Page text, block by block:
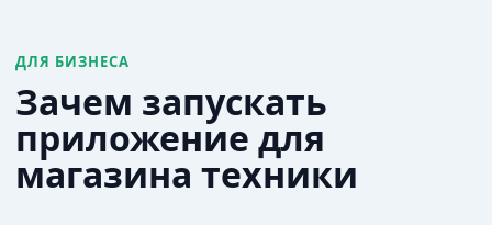
ДЛЯ БИЗНЕСА
Зачем запускать
приложение для
магазина техники